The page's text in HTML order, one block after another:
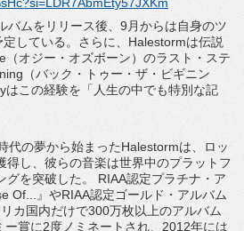
ムをリリース後、 9月からは自身のツ
定している。さらに、 Halestormは伝説
オジー・オズボーン）のラスト・ステ
（バック・トゥー・ザ・ビギニン
はこの経験を「人生の中でも特別な記
代の夢から始まったHalestormは、
ロッ
し、 彼らの音楽は世界中のプラットフ
グを突破した。 RIAA認定プラチナ・ア
Of...』やRIAA認定ゴールド・アルバム
カ国内だけで300万枚以上のアルバム
ー賞に2度ノミネートされ、2012年には